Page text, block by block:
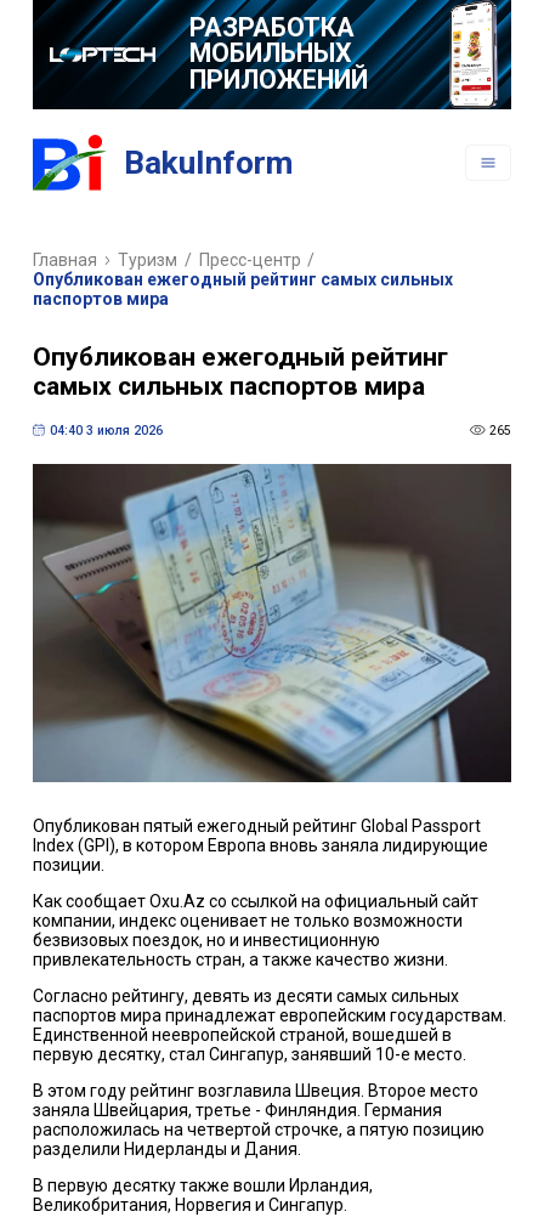
РАЗРАБОТКА
МОБИЛЬНЫХ
ПРИЛОЖЕНИЙ
BakuInform
Главная Туризм / Пресс-центр /
Опубликован ежегодный рейтинг самых сильных
паспортов мира
Опубликован ежегодный рейтинг
самых сильных паспортов мира
04:40 3 июля 2026 265
Опубликован пятый ежегодный рейтинг Global Passport
Index (GPI), в котором Европа вновь заняла лидирующие
позиции.
Как сообщает Oxu.Az со ссылкой на официальный сайт
компании, индекс оценивает не только возможности
безвизовых поездок, но и инвестиционную
привлекательность стран, а также качество жизни.
Согласно рейтингу, девять из десяти самых сильных
паспортов мира принадлежат европейским государствам.
Единственной неевропейской страной, вошедшей в
первую десятку, стал Сингапур, занявший 10-е место.
В этом году рейтинг возглавила Швеция. Второе место
заняла Швейцария, третье - Финляндия. Германия
расположилась на четвертой строчке, а пятую позицию
разделили Нидерланды и Дания.
В первую десятку также вошли Ирландия,
Великобритания, Норвегия и Сингапур.